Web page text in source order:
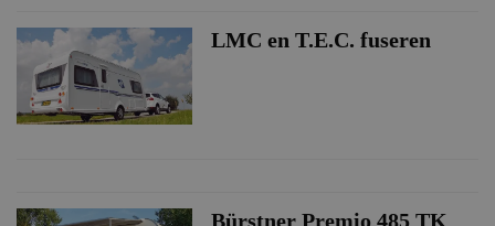
LMC en T.E.C. fuseren
Bürstner Premio 485 TK